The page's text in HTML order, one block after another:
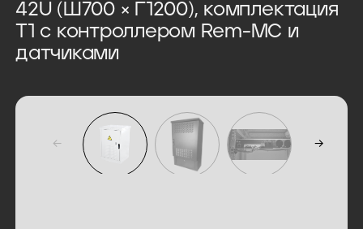
42U (Ш700 × Г1200), комплектация
Т1 с контроллером Rem-MC и
датчиками